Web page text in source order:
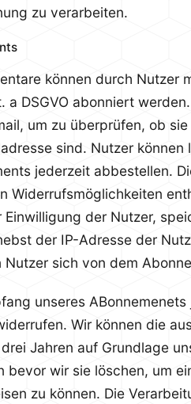
zu verarbeiten.
können durch Nutzer
a DSGVO abonniert
um zu überprüfen, ob
sind. Nutzer können
jederzeit abbestellen.
Widerrufsmöglichkeiten
der Nutzer,
der IP-Adresse der
Nutzer sich von dem
unseres
Wir können die
Jahren auf Grundlage
bevor wir sie löschen, um
zu können. Die